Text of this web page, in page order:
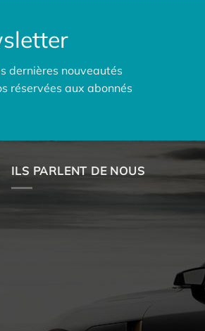
dernières nouveautés
réservées aux abonnés
ILS PARLENT DE NOUS